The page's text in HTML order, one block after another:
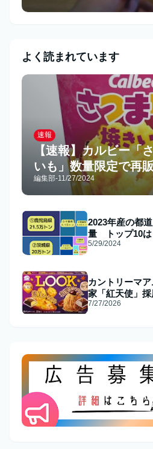
よく読まれています
速報
【速報】カルビー「
いも」数量限定で再
編集部-11/27/2024
2023年産の都
量 トップ10は
5/29/2024
カントリーマ
家「紅天使」
7/27/2026